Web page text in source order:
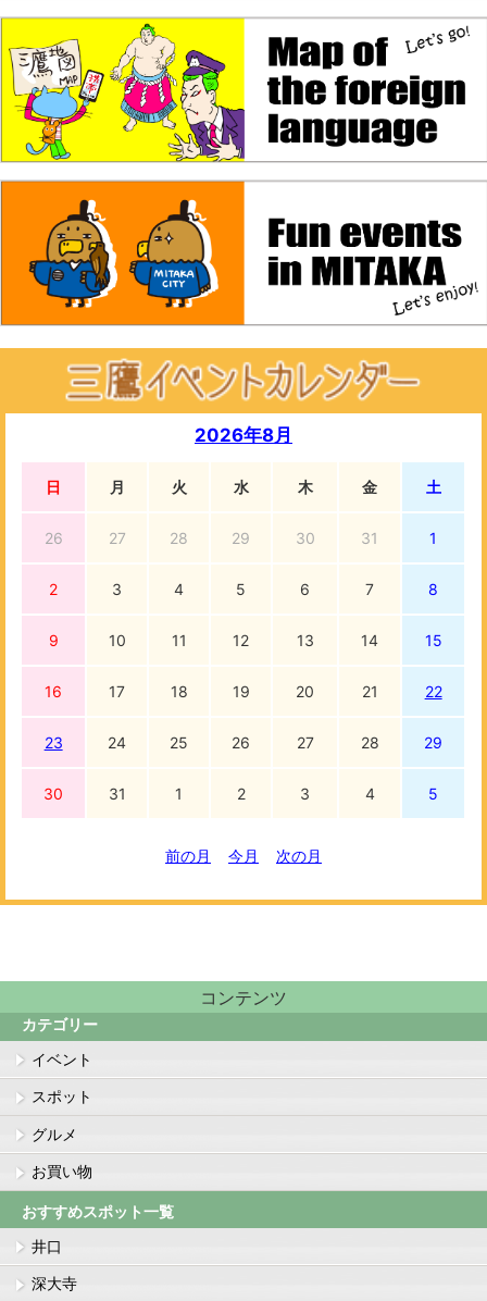
2026年8月
日 月 火 水 木 金 土
26 27 28 29 30 31 1
2 3 4 5 6 7 8
9 10 11 12 13 14 15
16 17 18 19 20 21 22
23 24 25 26 27 28 29
30 31 1 2 3 4 5
前の月 今月 次の月
コンテンツ
カテゴリー
イベント
スポット
グルメ
お買い物
おすすめスポット一覧
井口
深大寺